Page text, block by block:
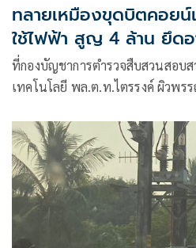
ทลายเหมืองขุดบิตคอย
ใช้ไฟฟ้า สูญ 4 ล้าน ยึด
ที่กองบัญชาการตำรวจสืบสวนสอบ
เทคโนโลยี พล.ต.ท.ไตรรงค์ ผิวพร
ตย์ รอง ผบช.สอท. และ พล.ต.ต.กฤ
ผบก.สอท.4